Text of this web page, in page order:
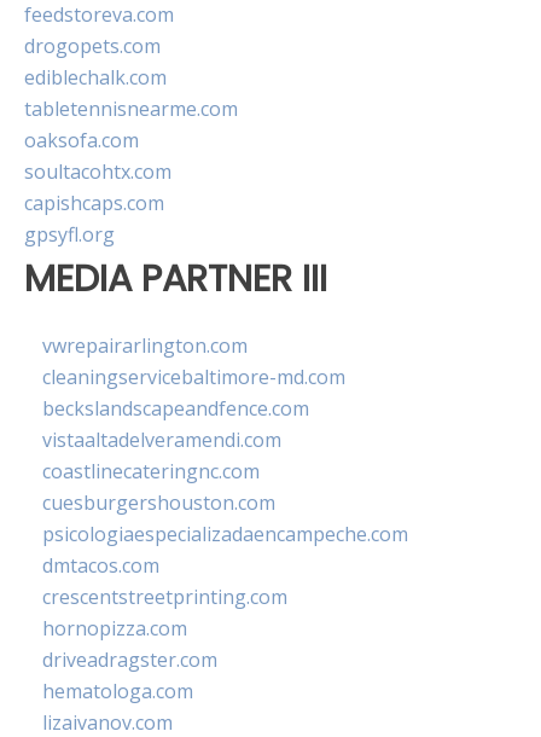
feedstoreva.com
drogopets.com
ediblechalk.com
tabletennisnearme.com
oaksofa.com
soultacohtx.com
capishcaps.com
gpsyfl.org
MEDIA PARTNER III
vwrepairarlington.com
cleaningservicebaltimore-md.com
beckslandscapeandfence.com
vistaaltadelveramendi.com
coastlinecateringnc.com
cuesburgershouston.com
psicologiaespecializadaencampeche.com
dmtacos.com
crescentstreetprinting.com
hornopizza.com
driveadragster.com
hematologa.com
lizaivanov.com